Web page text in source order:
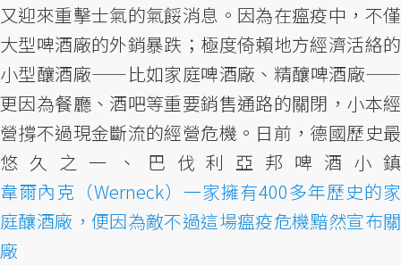
又迎來重擊士氣的氣餒消息。因為在瘟疫中，不僅
大型啤酒廠的外銷暴跌；極度倚賴地方經濟活絡的
小型釀酒廠——比如家庭啤酒廠、精釀啤酒廠——
更因為餐廳、酒吧等重要銷售通路的關閉，小本經
營撐不過現金斷流的經營危機。日前，德國歷史最
悠久之一、巴伐利亞邦啤酒小鎮
韋爾內克（Werneck）一家擁有400多年歷史的家
庭釀酒廠，便因為敵不過這場瘟疫危機黯然宣布關
廠